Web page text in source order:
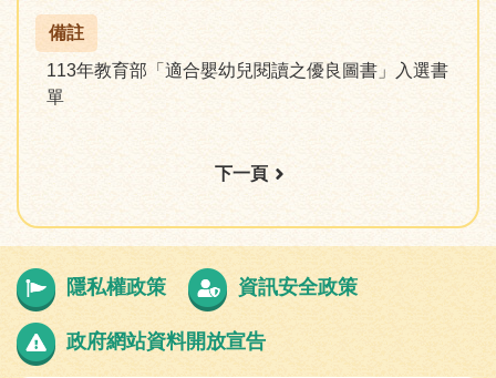
備註
113年教育部「適合嬰幼兒閱讀之優良圖書」入選書
單
下一頁
隱私權政策 資訊安全政策
政府網站資料開放宣告